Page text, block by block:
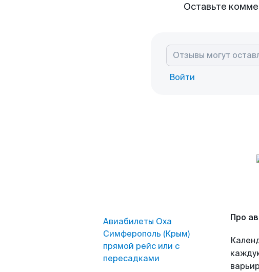
Оставьте
Войти
Авиабилеты Оха
Симферополь (Крым)
прямой рейс или с
пересадками
Про